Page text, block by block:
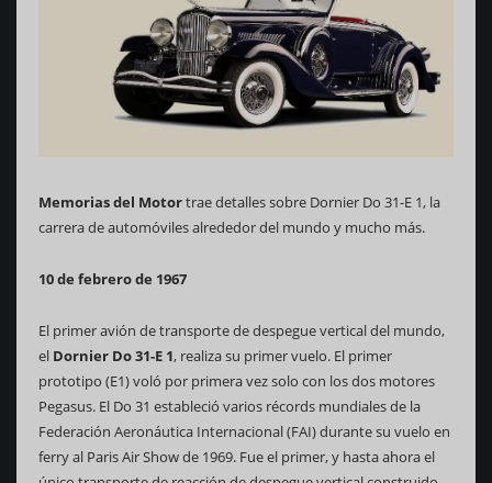
Memorias del Motortrae detalles sobre Dornier Do 31-E 1, la
carrera de automóviles alrededor del mundo y mucho más.
10 de febrero de 1967
El primer avión de transporte de despegue vertical del mundo,
el Dornier Do 31-E 1, realiza su primer vuelo. El primer
prototipo (E1) voló por primera vez solo con los dos motores
Pegasus. El Do 31 estableció varios récords mundiales de la
Federación Aeronáutica Internacional (FAI) durante su vuelo en
ferry al Paris Air Show de 1969. Fue el primer, y hasta ahora el